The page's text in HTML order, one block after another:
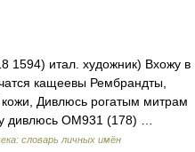
1594) итал. художник) Вхожу в
кащеевы Рембрандты,
кожи, Дивлюсь рогатым митрам
дивлюсь ОМ931 (178) …
словарь личных имён